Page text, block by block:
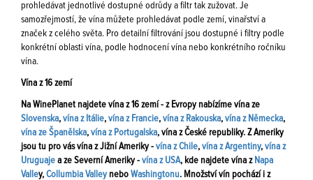
prohledávat jednotlivé dostupné odrůdy a filtr tak zužovat. Je
samozřejmostí, že vína můžete prohledávat podle zemí, vinařství a
značek z celého světa. Pro detailní filtrování jsou dostupné i filtry podle
konkrétní oblasti vína, podle hodnocení vína nebo konkrétního ročníku
vína.
Vína z 16 zemí
Na WinePlanet najdete vína z 16 zemí - z Evropy nabízíme vína ze
Slovenska, vína z Itálie, vína z Francie, vína z Rakouska, vína z Německa,
vína ze Španělska, vína z Portugalska, vína z České republiky. Z Ameriky
jsou tu pro vás vína z Jižní Ameriky - vína z Chile, vína z Argentiny, vína z
Uruguaje a ze Severní Ameriky - vína z USA, kde najdete vína z Napa
Valley, Collumbia Valleynebo Washingtonu. Množství vín pochází i z